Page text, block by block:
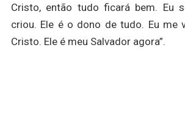
Cristo, então tudo ficará bem. Eu
criou. Ele é o dono de tudo. Eu me
Cristo. Ele é meu Salvador agora”.